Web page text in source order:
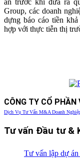
án trước khi đưa ra
Group, các doanh
dựng báo cáo tiền
hợp với thực tiễn thị
CÔNG TY CỔ PHẦN
Dịch Vụ Tư Vấn M&A Doanh
Tư vấn Đầu tư &
Tư vấn lập dự án